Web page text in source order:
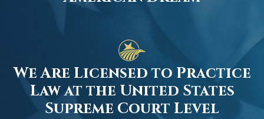
We Are Licensed to Practice
Law at the United States
Supreme Court Level